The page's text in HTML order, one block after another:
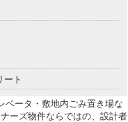
ート
ベータ・敷地内ごみ置き場な
ーズ物件ならではの、設計者